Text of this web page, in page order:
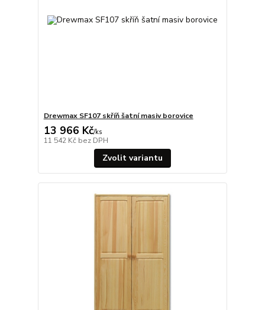
Drewmax SF107 skříň šatní masiv borovice
13 966 Kč/ks
11 542 Kč bez DPH
Zvolit variantu